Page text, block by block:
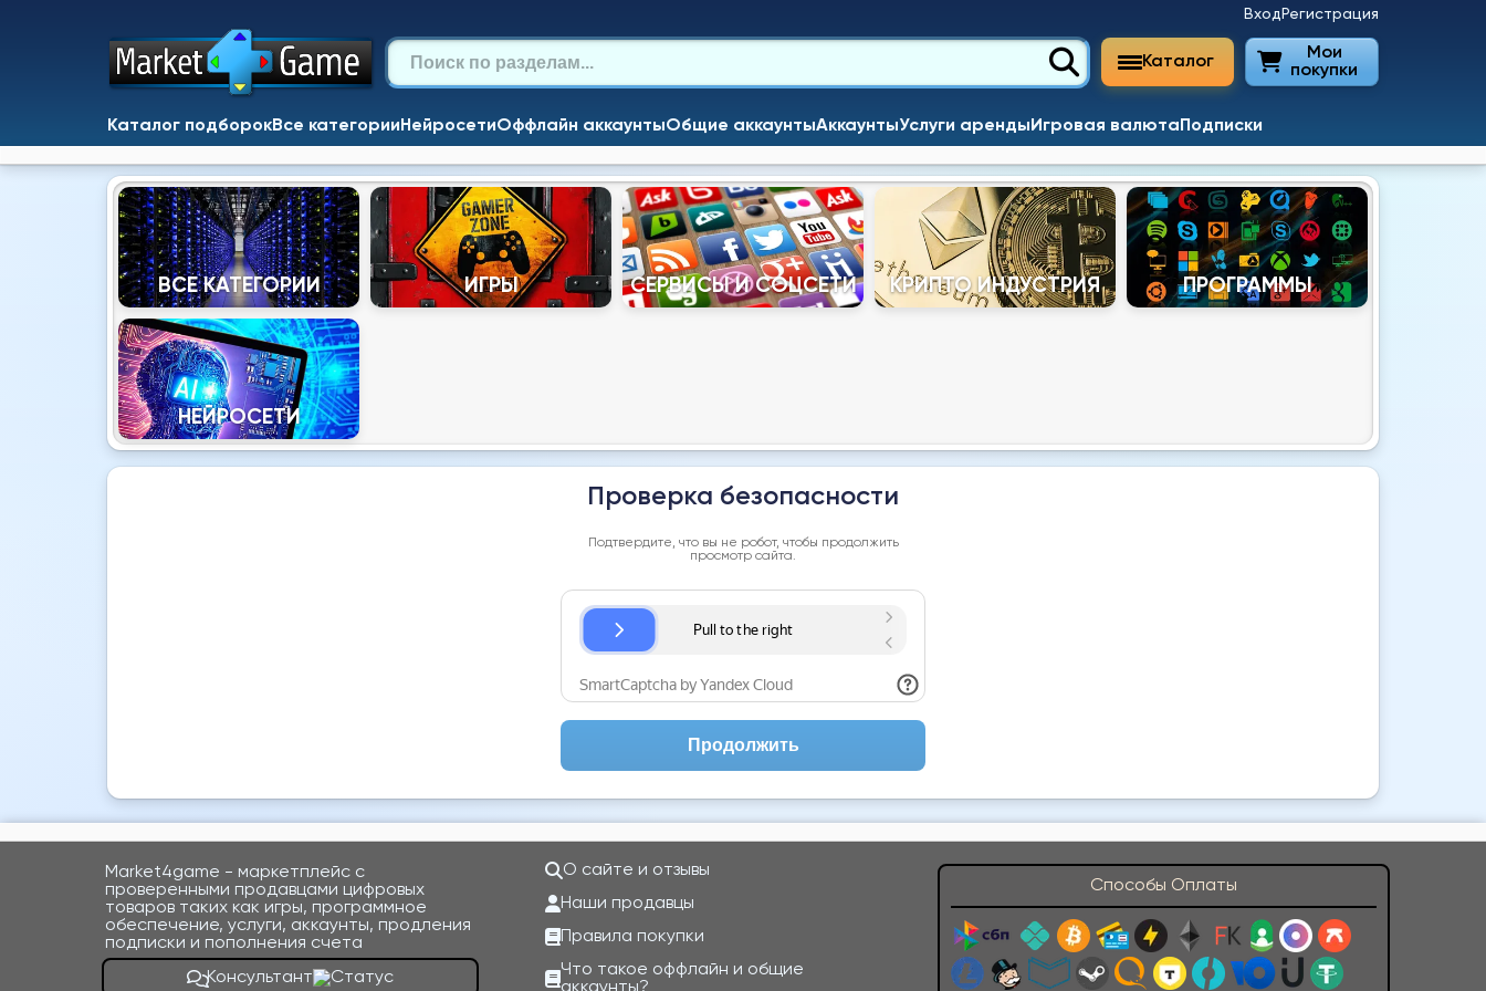
Каталог
Мои
покупки
Вход Регистрация
Каталог подборокВсе категории НейросетиОффлайн аккаунтыОбщие аккаунтыАккаунтыУслуги арендыИгровая валюта Подписки
ВСЕ КАТЕГОРИИ ИГРЫ СЕРВИСЫ И СОЦСЕТИ КРИПТО ИНДУСТРИЯ ПРОГРАММЫ
НЕЙРОСЕТИ
Проверка безопасности
Подтвердите, что вы не робот, чтобы продолжить
просмотр сайта.
Продолжить
Market4game - маркетплейс с
проверенными продавцами цифровых
товаров таких как игры, программное
обеспечение, услуги, аккаунты, продления
подписки и пополнения счета
Консультант
О сайте и отзывы
Наши продавцы
Правила покупки
Что такое оффлайн и общие
Способы Оплаты